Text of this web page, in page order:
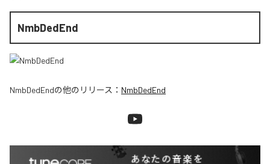
NmbDedEnd
NmbDedEndの他のリリース： NmbDedEnd